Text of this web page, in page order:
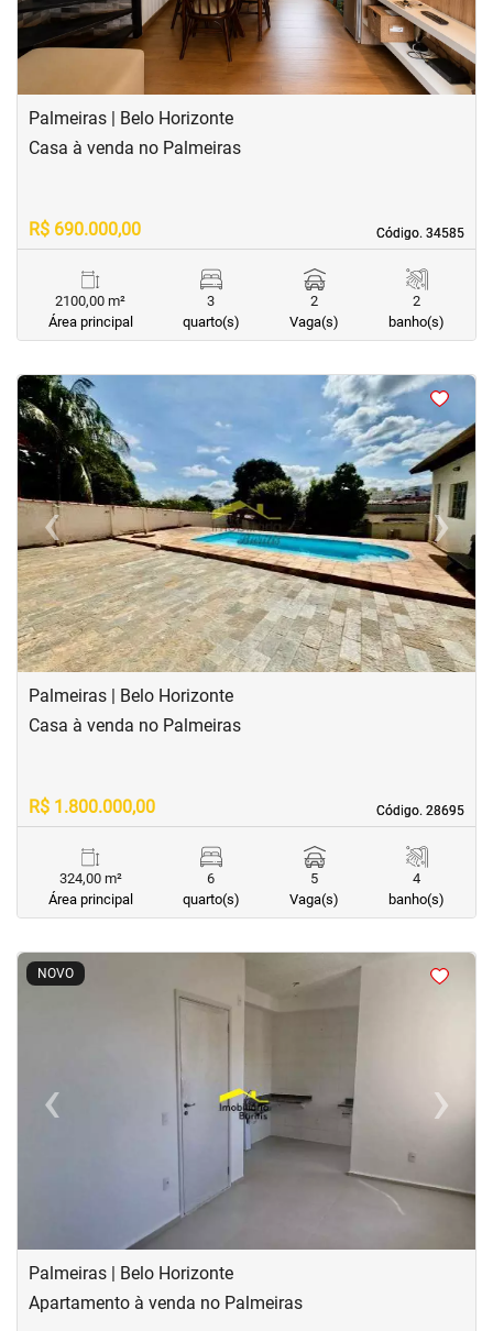
Palmeiras | Belo Horizonte
Código. 34585
Código. 34585
Casa à venda no Palmeiras
R$ 690.000,00
2100,00 m²
Área principal
3
quarto(s)
2
Vaga(s)
2
banho(s)
<< <<
‹Previous ›Next
Palmeiras | Belo Horizonte
Código. 28695
Código. 28695
Casa à venda no Palmeiras
R$ 1.800.000,00
324,00 m²
Área principal
6
quarto(s)
5
Vaga(s)
4
banho(s)
NOVO
< <<<
‹Previous ›
Next
Palmeiras | Belo Horizonte
Apartamento à venda no Palmeiras